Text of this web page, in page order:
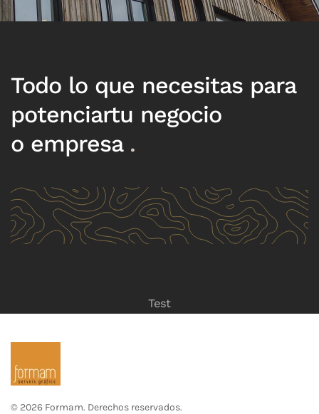
Todo lo que necesitas para
potenciartu negocio
o empresa .
Test
© 2026 Formam. Derechos reservados.